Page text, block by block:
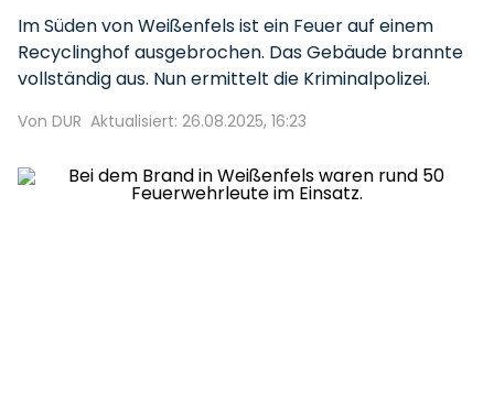
Im Süden von Weißenfels ist ein Feuer auf einem
Recyclinghof ausgebrochen. Das Gebäude brannte
vollständig aus. Nun ermittelt die Kriminalpolizei.
Von DUR Aktualisiert: 26.08.2025, 16:23